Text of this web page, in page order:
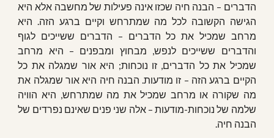
הדברים – הבנה חיה שכזו אינה פעילות של מחשבה אלא היא
הגישה הקשובה לכל מה שמתרחש וקיים ברגע הזה. היא
מרחב שמכיל את כל הדברים – הדברים ששייכים לגוף
והדברים ששייכים לנפש, מבחוץ ומבפנים – היא מרחב
שמכיל את כל הדברים, זו נוכחות; היא אור שמגלה את כל
הקיים ברגע הזה – זו מודעות. הבנה חיה היא אור שמגלה את
מה שקורה או מרחב שמכיל את מה שמתרחש, היא הוויה
שלמה של נוכחות-מודעות – אלה שני פנים שאינם נפרדים של
הבנה חיה.